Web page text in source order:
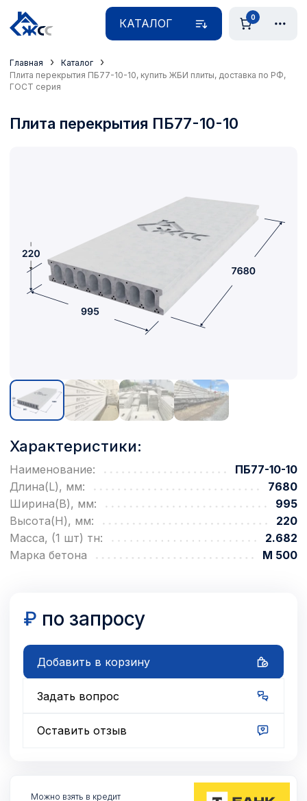
КАТАЛОГ 0
Главная › Каталог ›
Плита перекрытия ПБ77-10-10, купить ЖБИ плиты, доставка по РФ,
ГОСТ серия
Плита перекрытия ПБ77-10-10
Характеристики:
Наименование:
ПБ77-10-10
Длина(L), мм:
7680
Ширина(B), мм:
995
Высота(H), мм:
220
Масса, (1 шт) тн:
2.682
Марка бетона
М 500
₽ по запросу
Добавить в корзину
Задать вопрос
Оставить отзыв
Можно взять в кредит